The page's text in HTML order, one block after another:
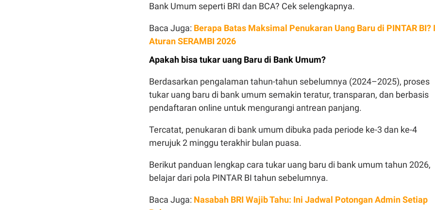
Bank Umum seperti BRI dan BCA? Cek selengkapnya.
Baca Juga: Berapa Batas Maksimal Penukaran Uang Baru di PINTAR BI?
Aturan SERAMBI 2026
Apakah bisa tukar uang Baru di Bank Umum?
Berdasarkan pengalaman tahun-tahun sebelumnya (2024–2025), proses
tukar uang baru di bank umum semakin teratur, transparan, dan berbasis
pendaftaran online untuk mengurangi antrean panjang.
Tercatat, penukaran di bank umum dibuka pada periode ke-3 dan ke-4
merujuk 2 minggu terakhir bulan puasa.
Berikut panduan lengkap cara tukar uang baru di bank umum tahun 2026,
belajar dari pola PINTAR BI tahun sebelumnya.
Baca Juga: Nasabah BRI Wajib Tahu: Ini Jadwal Potongan Admin Setiap